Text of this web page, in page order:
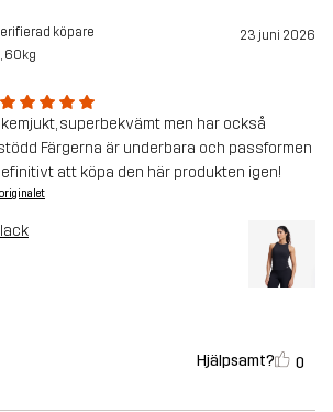
köpare 23 juni 2026
60kg
superbekvämt men har också
Färgerna är underbara och passformen
att köpa den här produkten igen!
originalet
Hjälpsamt? 0